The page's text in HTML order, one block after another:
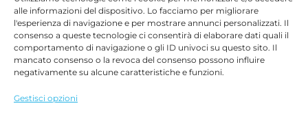
alle informazioni del dispositivo. Lo facciamo per migliorare
l'esperienza di navigazione e per mostrare annunci personalizzati. Il
consenso a queste tecnologie ci consentirà di elaborare dati quali il
comportamento di navigazione o gli ID univoci su questo sito. Il
mancato consenso o la revoca del consenso possono influire
negativamente su alcune caratteristiche e funzioni.
Gestisci opzioni
Alternative:
Visa PayPal Stripe MasterCard
Cash
On
Apple
Via B. Cellini 7, 36061, Bassano del Grappa VI